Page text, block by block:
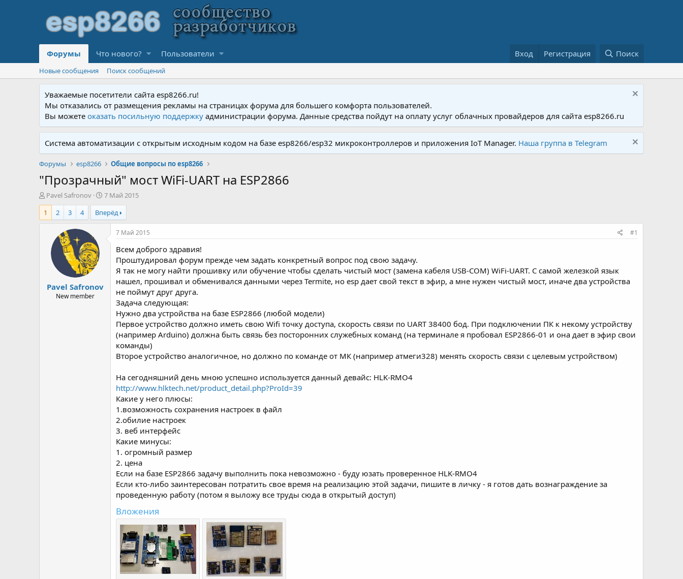
Форумы Что нового? Пользователи Вход Регистрация Поиск
Новые сообщения Поиск сообщений
Уважаемые посетители сайта esp8266.ru!
Мы отказались от размещения рекламы на страницах форума для большего комфорта пользователей.
Вы можетеоказать посильную поддержку администрации форума. Данные средства пойдут на оплату услуг облачных провайдеров для сайта esp8266.ru
Система автоматизации с открытым исходным кодом на базе esp8266/esp32 микроконтроллеров и приложения IoT Manager. Наша группа в Telegram
Форумы esp8266 Общие вопросы по esp8266
"Прозрачный" мост WiFi-UART на ESP2866
А
в
т
о
м
Pavel Safronov
Д
а
т
а
7 Май 2015
1
2 3 4 Вперёд
Pavel Safronov
New member
7 Май 2015 #1
Всем доброго здравия!
Проштудировал форум прежде чем задать конкретный вопрос под свою задачу.
Я так не могу найти прошивку или обучение чтобы сделать чистый мост (замена кабеля USB-COM) WiFi-UART. С самой железкой язык
нашел, прошивал и обменивался данными через Termite, но esp дает свой текст в эфир, а мне нужен чистый мост, иначе два устройства
не поймут друг друга.
Задача следующая:
Нужно два устройства на базе ESP2866 (любой модели)
Первое устройство должно иметь свою Wifi точку доступа, скорость связи по UART 38400 бод. При подключении ПК к некому устройству
(например Arduino) должна быть связь без посторонних служебных команд (на терминале я пробовал ESP2866-01 и она дает в эфир свои
команды)
Второе устройство аналогичное, но должно по команде от МК (например атмеги328) менять скорость связи с целевым устройством)
На сегодняшний день мною успешно используется данный девайс: HLK-RMO4
http://www.hlktech.net/product_detail.php?ProId=39
Какие у него плюсы:
1.возможность сохранения настроек в файл
2.обилие настроек
3. веб интерфейс
Какие минусы:
1. огромный размер
2. цена
Если на базе ESP2866 задачу выполнить пока невозможно - буду юзать проверенное HLK-RMO4
Если кто-либо заинтересован потратить свое время на реализацию этой задачи, пишите в личку - я готов дать вознаграждение за
проведенную работу (потом я выложу все труды сюда в открытый доступ)
Вложения